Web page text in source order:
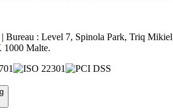
| Bureau : Level 7, Spinola Park, Triq Mikiel
1000 Malte.